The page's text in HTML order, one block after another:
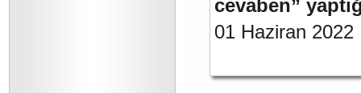
cevaben”
01 Haziran 2022